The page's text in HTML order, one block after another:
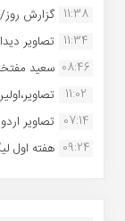
11:38 گزارش روز/
11:34 تصاویر
08:46 سعید
11:02
07:14 تصاویر
09:24 هفته اول